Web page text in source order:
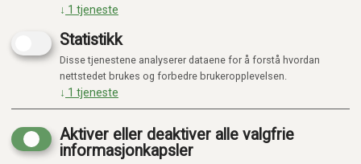
↓ 1 tjeneste
Statistikk
Disse tjenestene analyserer dataene for å forstå hvordan
nettstedet brukes og forbedre brukeropplevelsen.
↓ 1 tjeneste
Aktiver eller deaktiver alle valgfrie
informasjonkapsler